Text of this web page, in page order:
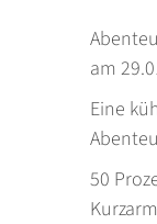
am
Eine
50